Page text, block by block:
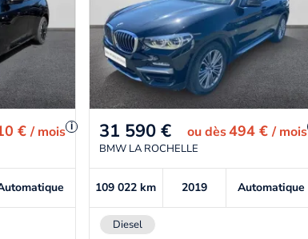
€/ mois i 31 590 € oudès494 €/ mois
BMW LA ROCHELLE
109 022km 2019 Automatique
Diesel